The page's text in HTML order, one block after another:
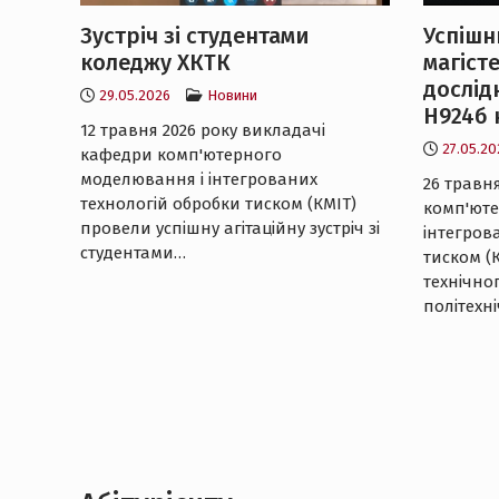
Зустріч зі студентами
коледжу ХКТК
29.05.2026 Новини
12 травня 2026 року викладачі
кафедри комп'ютерного
моделювання і інтегрованих
технологій обробки тиском (КМІТ)
провели успішну агітаційну зустріч зі
студентами…
Н924б
26
тиском